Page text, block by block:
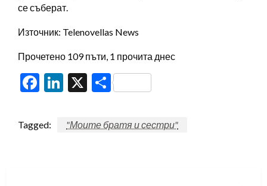
се съберат.
Източник: Telenovellas News
Прочетено 109 пъти, 1 прочита днес
Facebook
LinkedIn
X Share
Tagged: "Моите братя и сестри"